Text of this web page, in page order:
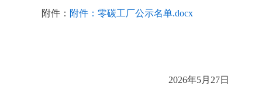
附件： 附件：零碳工厂公示名单.docx
2026年5月 27日